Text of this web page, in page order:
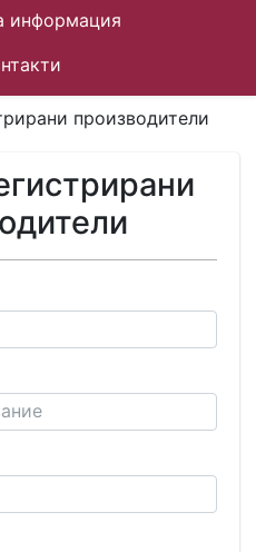
информация
производители